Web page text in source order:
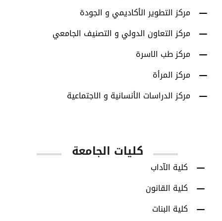
مركز التطوير الأكاديمي و الجودة
مركز التعاون الدولي و التصنيف الجامعي
مركز طب الاسرة
مركز المرأة
مركز الدراسات الأنسانية و الاجتماعية
كليات الجامعة
كلية الآداب
كلية القانون
كلية البنات